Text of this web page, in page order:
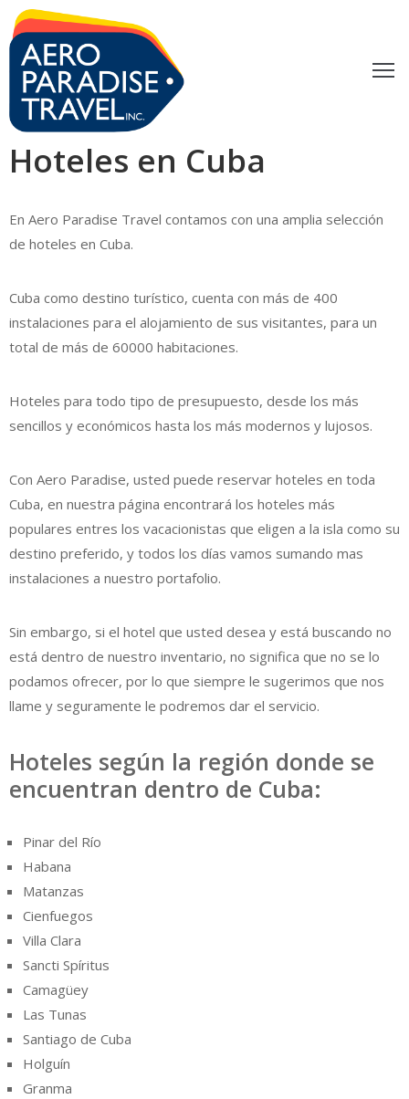
Hoteles en Cuba
En Aero Paradise Travel contamos con una amplia selección
de hoteles en Cuba.
Cuba como destino turístico, cuenta con más de 400
instalaciones para el alojamiento de sus visitantes, para un
total de más de 60000 habitaciones.
Hoteles para todo tipo de presupuesto, desde los más
sencillos y económicos hasta los más modernos y lujosos.
Con Aero Paradise, usted puede reservar hoteles en toda
Cuba, en nuestra página encontrará los hoteles más
populares entres los vacacionistas que eligen a la isla como su
destino preferido, y todos los días vamos sumando mas
instalaciones a nuestro portafolio.
Sin embargo, si el hotel que usted desea y está buscando no
está dentro de nuestro inventario, no significa que no se lo
podamos ofrecer, por lo que siempre le sugerimos que nos
llame y seguramente le podremos dar el servicio.
Hoteles según la región donde se
encuentran dentro de Cuba:
Pinar del Río
Habana
Matanzas
Cienfuegos
Villa Clara
Sancti Spíritus
Camagüey
Las Tunas
Santiago de Cuba
Holguín
Granma